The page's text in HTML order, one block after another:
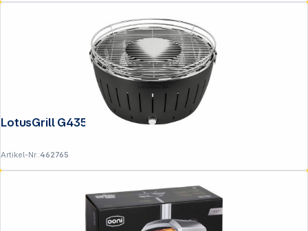
LotusGrill G435 U Anthrazit
Artikel-Nr.:462765